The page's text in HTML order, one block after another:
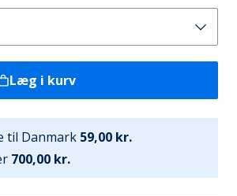
Læg i kurv
til Danmark 59,00 kr.
700,00 kr.